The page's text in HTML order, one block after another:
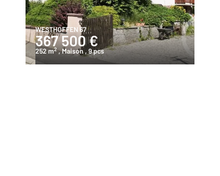
WESTHOFFEN 67
367 500 €
252 m2 , Maison , 9 pcs